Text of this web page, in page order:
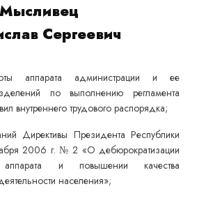
Мысливец
Сергеевич
аппарата администрации и ее
по выполнению регламента
внутреннего трудового распорядка;
Директивы Президента Республики
2006 г. № 2 «О дебюрократизации
аппарата и повышении качества
населения»;